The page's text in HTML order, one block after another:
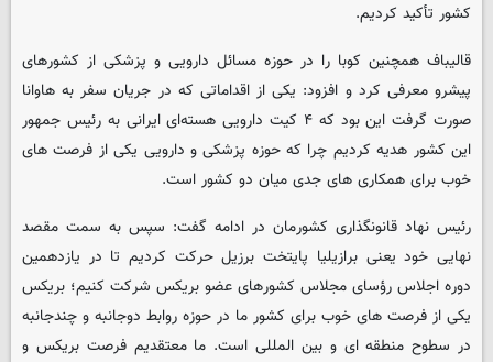
کشور تأکید کردیم.
قالیباف همچنین کوبا را در حوزه مسائل دارویی و پزشکی از کشورهای
پیشرو معرفی کرد و افزود: یکی از اقداماتی که در جریان سفر به هاوانا
صورت گرفت این بود که ۴ کیت دارویی هسته‌ای ایرانی به رئیس جمهور
این کشور هدیه کردیم چرا که حوزه پزشکی و دارویی یکی از فرصت های
خوب برای همکاری های جدی میان دو کشور است.
رئیس نهاد قانونگذاری کشورمان در ادامه گفت: سپس به سمت مقصد
نهایی خود یعنی برازیلیا پایتخت برزیل حرکت کردیم تا در یازدهمین
دوره اجلاس رؤسای مجلاس کشورهای عضو بریکس شرکت کنیم؛ بریکس
یکی از فرصت های خوب برای کشور ما در حوزه روابط دوجانبه و چندجانبه
در سطوح منطقه ای و بین المللی است. ما معتقدیم فرصت بریکس و